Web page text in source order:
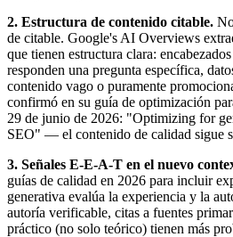
2. Estructura de contenido citable.
de citable. Google's AI Overviews
que tienen estructura clara:
responden una pregunta específica,
contenido vago o puramente
confirmó en su guía de optimización
29 de junio de 2026: "Optimizing for
SEO" — el contenido de calidad sigue
3. Señales E-E-A-T en el nuevo
guías de calidad en 2026 para incluir
generativa evalúa la experiencia y la
autoría verificable, citas a fuentes
práctico (no solo teórico) tienen más